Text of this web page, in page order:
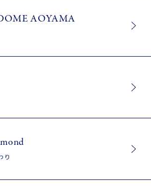
AOYAMA
り